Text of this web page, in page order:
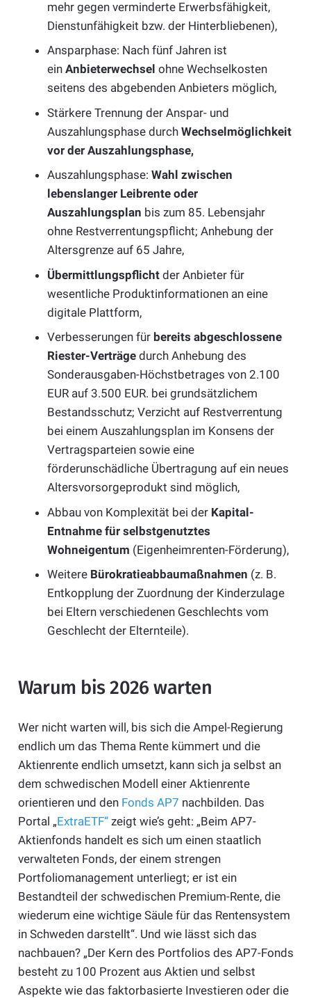
mehr gegen verminderte Erwerbsfähigkeit,
Dienstunfähigkeit bzw. der Hinterbliebenen),
Ansparphase: Nach fünf Jahren ist
ein Anbieterwechsel ohne Wechselkosten
seitens des abgebenden Anbieters möglich,
Stärkere Trennung der Anspar- und
Auszahlungsphase durch Wechselmöglichkeit
vor der Auszahlungsphase,
Auszahlungsphase: Wahl zwischen
lebenslanger Leibrente oder
Auszahlungsplan bis zum 85. Lebensjahr
ohne Restverrentungspflicht; Anhebung der
Altersgrenze auf 65 Jahre,
Übermittlungspflicht der Anbieter für
wesentliche Produktinformationen an eine
digitale Plattform,
Verbesserungen für bereits abgeschlossene
Riester-Verträge durch Anhebung des
Sonderausgaben-Höchstbetrages von 2.100
EUR auf 3.500 EUR. bei grundsätzlichem
Bestandsschutz; Verzicht auf Restverrentung
bei einem Auszahlungsplan im Konsens der
Vertragsparteien sowie eine
förderunschädliche Übertragung auf ein neues
Altersvorsorgeprodukt sind möglich,
Abbau von Komplexität bei der Kapital-
Entnahme für selbstgenutztes
Wohneigentum (Eigenheimrenten-Förderung),
Weitere Bürokratieabbaumaßnahmen (z. B.
Entkopplung der Zuordnung der Kinderzulage
bei Eltern verschiedenen Geschlechts vom
Geschlecht der Elternteile).
Warum bis 2026 warten
Wer nicht warten will, bis sich die Ampel-Regierung
endlich um das Thema Rente kümmert und die
Aktienrente endlich umsetzt, kann sich ja selbst an
dem schwedischen Modell einer Aktienrente
orientieren und den Fonds AP7 nachbilden. Das
Portal „ExtraETF“zeigt wie’s geht: „Beim AP7-
Aktienfonds handelt es sich um einen staatlich
verwalteten Fonds, der einem strengen
Portfoliomanagement unterliegt; er ist ein
Bestandteil der schwedischen Premium-Rente, die
wiederum eine wichtige Säule für das Rentensystem
in Schweden darstellt“. Und wie lässt sich das
nachbauen? „Der Kern des Portfolios des AP7-Fonds
besteht zu 100 Prozent aus Aktien und selbst
Aspekte wie das faktorbasierte Investieren oder die